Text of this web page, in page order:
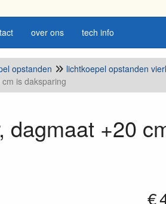
over ons tech info
opstanden lichtkoepel opstanden
is daksparing
dagmaat +20
€